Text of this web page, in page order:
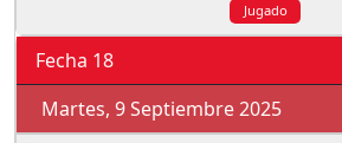
Jugado
Fecha 18
Martes, 9 Septiembre 2025